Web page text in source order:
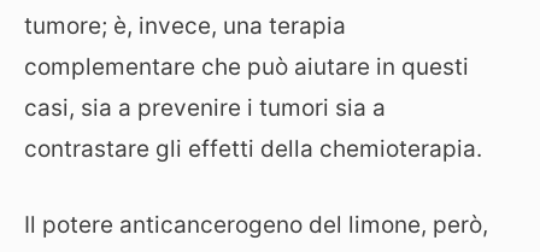
tumore; è, invece, una terapia
complementare che può aiutare in questi
casi, sia a prevenire i tumori sia a
contrastare gli effetti della chemioterapia.
Il potere anticancerogeno del limone, però,